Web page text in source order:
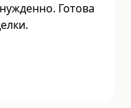
Готова